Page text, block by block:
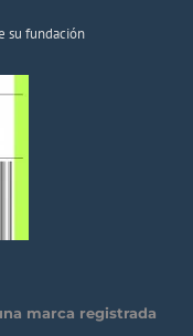
su fundación
marca registrada